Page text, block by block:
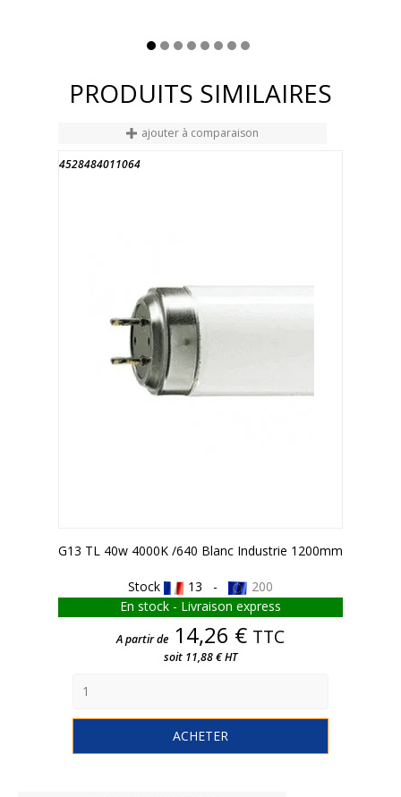
PRODUITS SIMILAIRES
ajouter à comparaison
4528484011064
G13 TL 40w 4000K /640 Blanc Industrie 1200mm
Stock 13 -
200
En stock - Livraison express
Prix
A partir de 14,26 € TTC
soit 11,88 € HT
ACHETER